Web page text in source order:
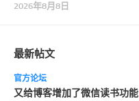
2026年8月8日
最新帖文
官方论坛
又给博客增加了微信读书功能